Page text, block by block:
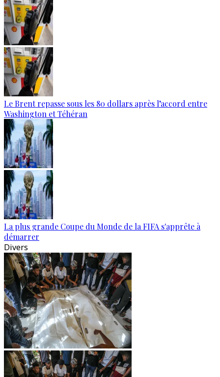
Le Brent repasse sous les 80 dollars après l’accord entre
Washington et Téhéran
La plus grande Coupe du Monde de la FIFA s'apprête à
démarrer
Divers